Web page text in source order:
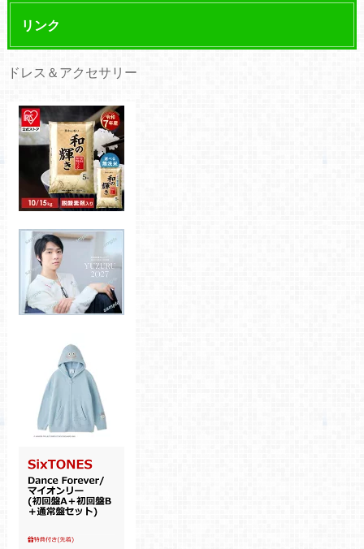
リンク
ドレス＆アクセサリー